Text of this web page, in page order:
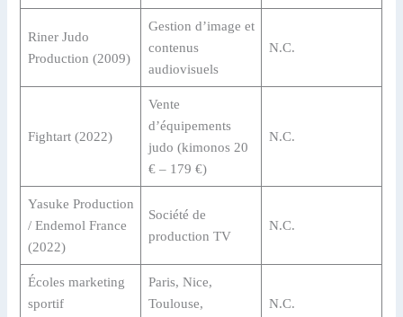
Riner Judo
Production (2009)
Gestion d’image et
contenus
audiovisuels
N.C.
Fightart (2022)
Vente
d’équipements
judo (kimonos 20
€ – 179 €)
N.C.
Yasuke Production
/ Endemol France
(2022)
Société de
production TV
N.C.
Écoles marketing
sportif
Paris, Nice,
Toulouse,
N.C.